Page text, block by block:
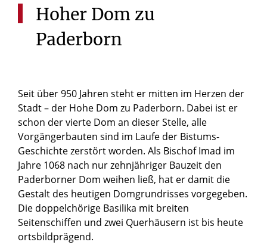
Hoher Dom zu
Paderborn
Seit über 950 Jahren steht er mitten im Herzen der
Stadt – der Hohe Dom zu Paderborn. Dabei ist er
schon der vierte Dom an dieser Stelle, alle
Vorgängerbauten sind im Laufe der Bistums-
Geschichte zerstört worden. Als Bischof Imad im
Jahre 1068 nach nur zehnjähriger Bauzeit den
Paderborner Dom weihen ließ, hat er damit die
Gestalt des heutigen Domgrundrisses vorgegeben.
Die doppelchörige Basilika mit breiten
Seitenschiffen und zwei Querhäusern ist bis heute
ortsbildprägend.